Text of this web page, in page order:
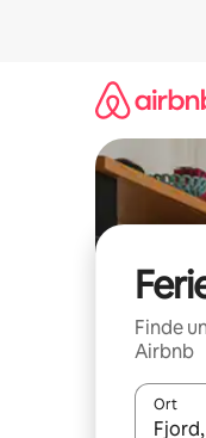
Finde
Airbnb
Ort
Wenn